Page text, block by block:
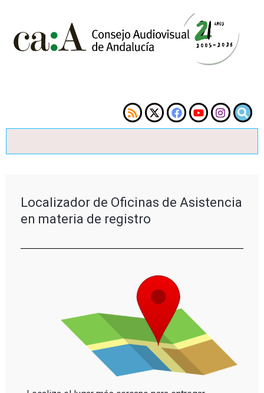
Localizador de Oficinas de Asistencia
en materia de registro